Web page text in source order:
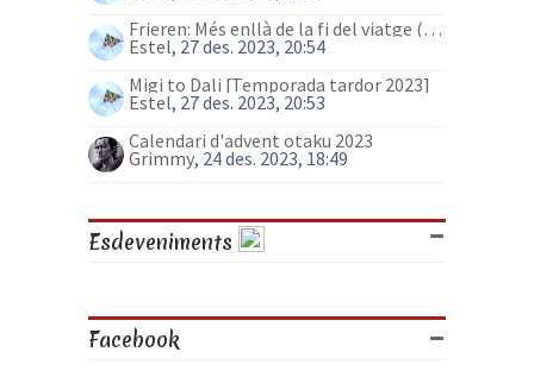
Frieren: Més enllà de la fi del viatge (anime)
Estel, 27 des. 2023, 20:54
Migi to Dali [Temporada tardor 2023]
Estel, 27 des. 2023, 20:53
Calendari d'advent otaku 2023
Grimmy, 24 des. 2023, 18:49
Esdeveniments
Facebook